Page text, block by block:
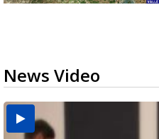
News Video